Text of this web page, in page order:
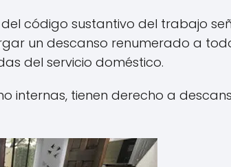
código sustantivo del trabajo
un descanso renumerado a
del servicio doméstico.
internas, tienen derecho a